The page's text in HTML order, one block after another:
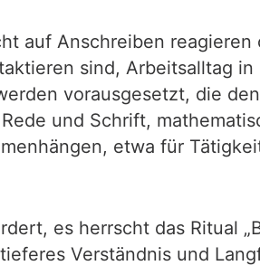
auf Anschreiben
sind, Arbeitsalltag
vorausgesetzt, die
und Schrift,
etwa für
es herrscht das Ritual
Verständnis und